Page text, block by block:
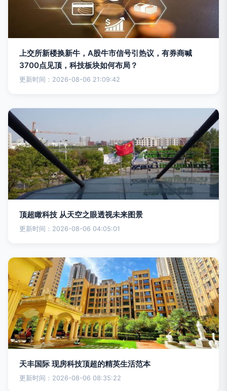
上交所新楼换新牛，A股牛市信号引热议，有券商喊
3700点见顶，科技板块如何布局？
更新时间：2026-08-06 21:09:42
顶超瞰科技 从天空之眼透视未来图景
更新时间：2026-08-06 04:05:01
天丰国际 现房科技顶超的精英生活范本
更新时间：2026-08-06 08:35:22